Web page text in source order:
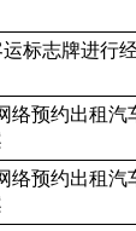
标志牌进行
络预约出租汽
络预约出租汽